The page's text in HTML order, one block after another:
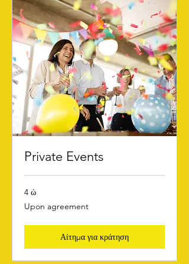
Private Events
4 ώ
Upon
agreement
Upon agreement
Αίτημα για κράτηση